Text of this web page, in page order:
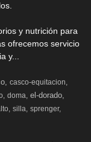
y nutrición para
ofrecemos servicio
y...
casco-equitacion
doma el-dorado
silla sprenger